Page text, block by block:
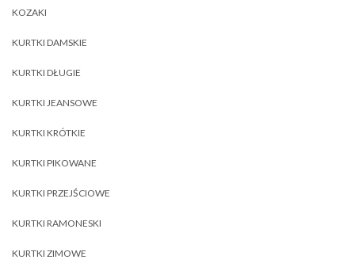
KOZAKI
KURTKI DAMSKIE
KURTKI DŁUGIE
KURTKI JEANSOWE
KURTKI KRÓTKIE
KURTKI PIKOWANE
KURTKI PRZEJŚCIOWE
KURTKI RAMONESKI
KURTKI ZIMOWE